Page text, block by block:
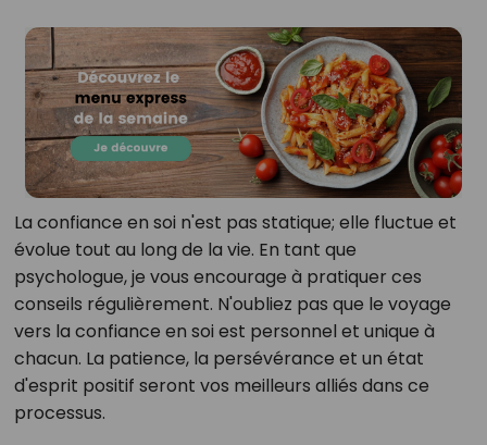
La confiance en soi n'est pas statique; elle fluctue et
évolue tout au long de la vie. En tant que
psychologue, je vous encourage à pratiquer ces
conseils régulièrement. N'oubliez pas que le voyage
vers la confiance en soi est personnel et unique à
chacun. La patience, la persévérance et un état
d'esprit positif seront vos meilleurs alliés dans ce
processus.